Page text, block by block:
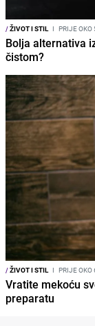
/ŽIVOT I STIL I PRIJE OKO
Bolja alternativa
čistom?
/ŽIVOT I STIL I PRIJE OKO
Vratite mekoću
preparatu